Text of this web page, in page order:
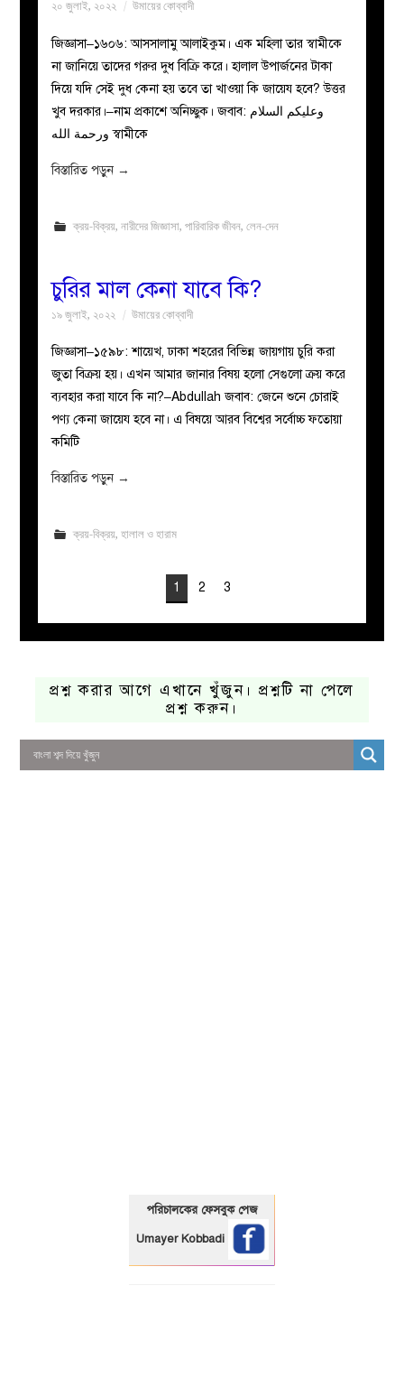
২০ জুলাই, ২০২২ উমায়ের কোব্বাদী
জিজ্ঞাসা–১৬০৬: আসসালামু আলাইকুম। এক মহিলা তার স্বামীকে
না জানিয়ে তাদের গরুর দুধ বিক্রি করে। হালাল উপার্জনের টাকা
দিয়ে যদি সেই দুধ কেনা হয় তবে তা খাওয়া কি জায়েয হবে? উত্তর
খুব দরকার।–নাম প্রকাশে অনিচ্ছুক। জবাব: وعليكم السلام
ورحمة الله স্বামীকে
বিস্তারিত পড়ুন →
ক্রয়-বিক্রয়, নারীদের জিজ্ঞাসা, পারিবারিক জীবন, লেন-দেন
চুরির মাল কেনা যাবে কি?
১৯ জুলাই, ২০২২ উমায়ের কোব্বাদী
জিজ্ঞাসা–১৫৯৮: শায়েখ, ঢাকা শহরের বিভিন্ন জায়গায় চুরি করা
জুতা বিক্রয় হয়। এখন আমার জানার বিষয় হলো সেগুলো ক্রয় করে
ব্যবহার করা যাবে কি না?–Abdullah জবাব: জেনে শুনে চোরাই
পণ্য কেনা জায়েয হবে না। এ বিষয়ে আরব বিশ্বের সর্বোচ্চ ফতোয়া
কমিটি
বিস্তারিত পড়ুন →
ক্রয়-বিক্রয়, হালাল ও হারাম
1 2 3
প্রশ্ন করার আগে এখানে খুঁজুন। প্রশ্নটি না পেলে
প্রশ্ন করুন।
পরিচালকের ফেসবুক পেজ
Umayer Kobbadi